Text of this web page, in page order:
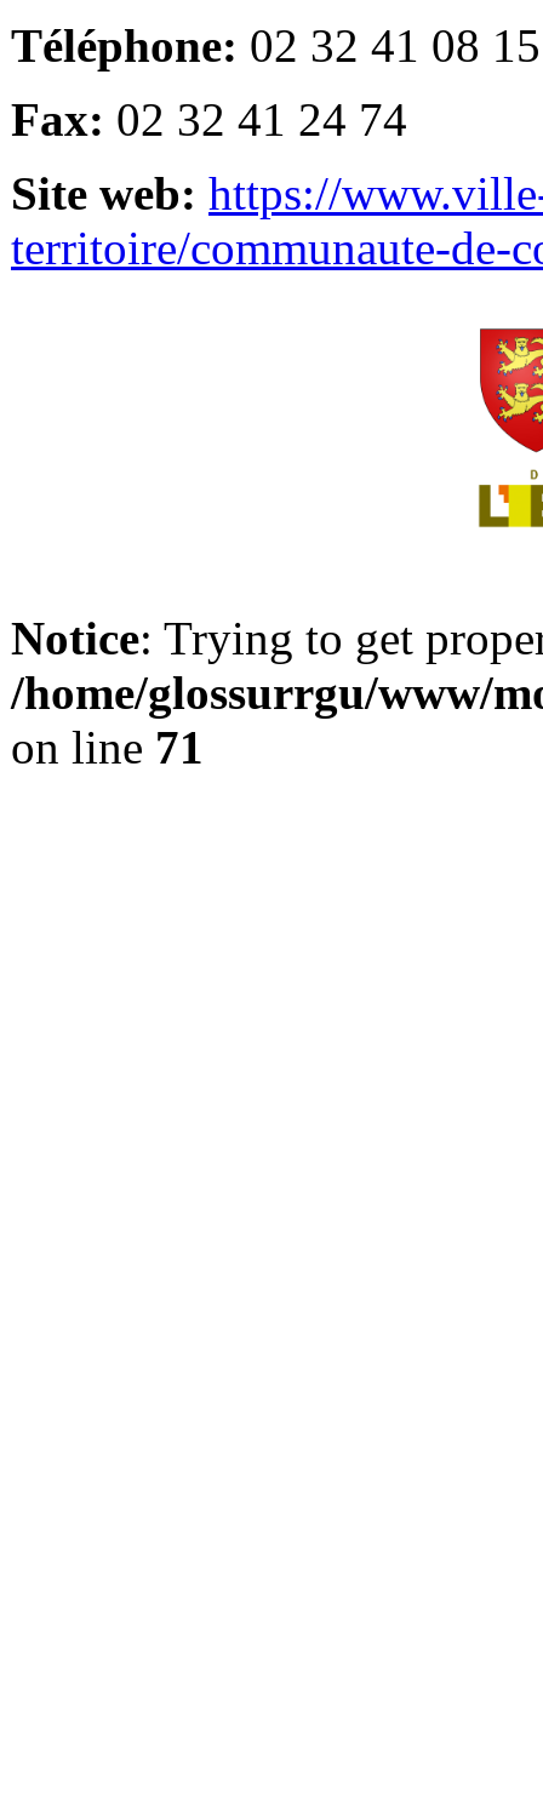
Téléphone: 02 32 41 08 15
Fax: 02 32 41 24 74
Site web: https://
territoire/communaute-de-
Notice: Trying to get
/home/glossurrgu/www/
on line 71